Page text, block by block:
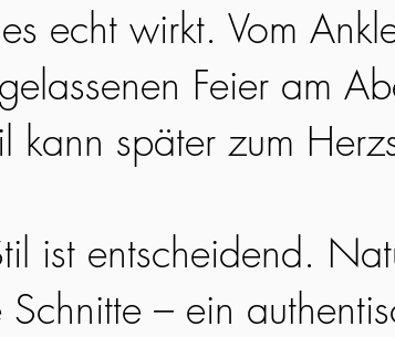
echt wirkt. Vom
Feier am
kann später zum
ist entscheidend.
Schnitte – ein